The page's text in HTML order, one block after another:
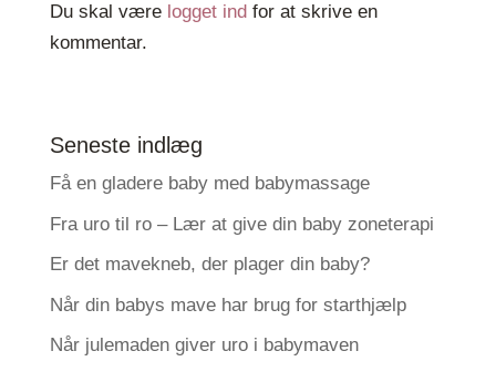
Du skal være logget indfor at skrive en
kommentar.
Seneste indlæg
Få en gladere baby med babymassage
Fra uro til ro – Lær at give din baby zoneterapi
Er det mavekneb, der plager din baby?
Når din babys mave har brug for starthjælp
Når julemaden giver uro i babymaven